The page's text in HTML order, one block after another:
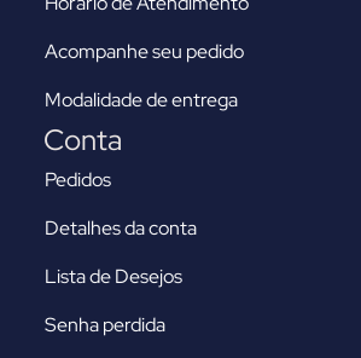
Acompanhe seu pedido
Modalidade de entrega
Conta
Pedidos
Detalhes da conta
Lista de Desejos
Senha perdida